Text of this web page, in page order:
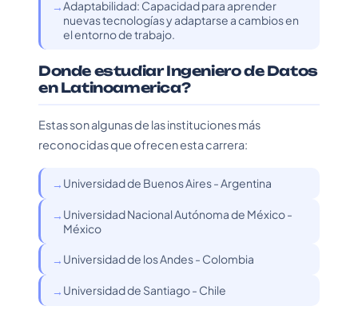
Adaptabilidad: Capacidad para aprender
nuevas tecnologías y adaptarse a cambios en
el entorno de trabajo.
Donde estudiar Ingeniero de Datos
en Latinoamerica?
Estas son algunas de las instituciones más
reconocidas que ofrecen esta carrera:
Universidad de Buenos Aires - Argentina
Universidad Nacional Autónoma de México -
México
Universidad de los Andes - Colombia
Universidad de Santiago - Chile